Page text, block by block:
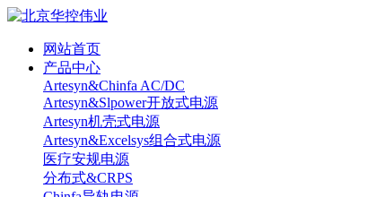
网站首页
产品中心
Artesyn&Chinfa AC/DC
Artesyn&Slpower开放式电源
Artesyn机壳式电源
Artesyn&Excelsys组合式电源
医疗安规电源
分布式&CRPS